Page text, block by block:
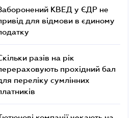
КВЕД у ЄДР не
для відмови в єдиному
разів на рік
прохідний бал
переліку сумлінних